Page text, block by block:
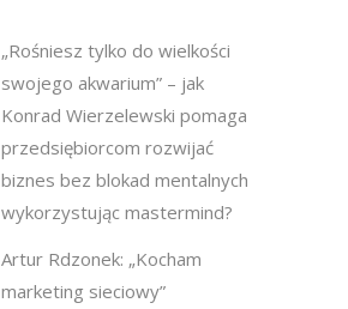
„Rośniesz tylko do wielkości
swojego akwarium” – jak
Konrad Wierzelewski pomaga
przedsiębiorcom rozwijać
biznes bez blokad mentalnych
wykorzystując mastermind?
Artur Rdzonek: „Kocham
marketing sieciowy”